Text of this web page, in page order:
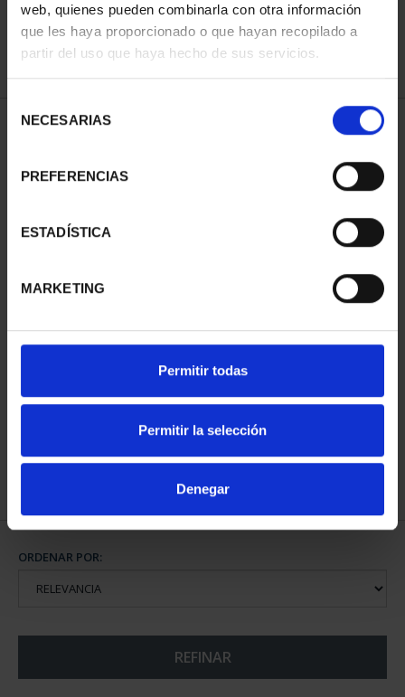
web, quienes pueden combinarla con otra información
que les haya proporcionado o que hayan recopilado a
partir del uso que haya hecho de sus servicios.
NECESARIAS
PREFERENCIAS
ESTADÍSTICA
MARKETING
Permitir todas
Permitir la selección
Denegar
REFINAR
1 Productos encontrados
CIUDADES PATRIMONIO
73,00 €
ORDENAR POR:
REFINAR